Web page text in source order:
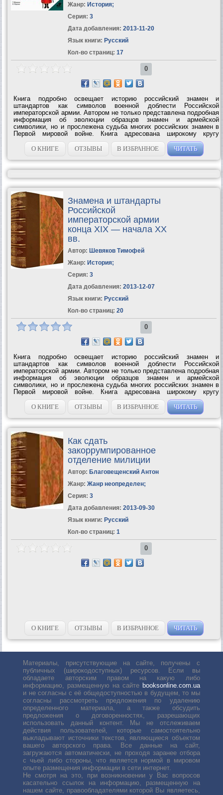
Жанр: История;
Серия: 3
Дата добавления: 2013-11-20
Язык книги: Русский
Кол-во страниц: 17
0
Книга подробно освещает историю российский знамен и
штандартов как символов военной доблести Российской
императорской армии. Автором не только представлена подробная
информация об эволюции образцов знамен и армейской
символики, но и прослежена судьба многих российских знамен в
Первой мировой войне. Книга адресована широкому кругу
читателей, увлекающихся военной...
О КНИГЕ
ОТЗЫВЫ В ИЗБРАННОЕ ЧИТАТЬ
Знамена и штандарты
Российской
императорской армии
конца XIX — начала XX
вв.
Автор: Шевяков Тимофей
Жанр: История;
Серия: 3
Дата добавления: 2013-12-07
Язык книги: Русский
Кол-во страниц: 20
0
Книга подробно освещает историю российский знамен и
штандартов как символов военной доблести Российской
императорской армии. Автором не только представлена подробная
информация об эволюции образцов знамен и армейской
символики, но и прослежена судьба многих российских знамен в
Первой мировой войне. Книга адресована широкому кругу
читателей, увлекающихся военной...
О КНИГЕ
ОТЗЫВЫ В ИЗБРАННОЕ ЧИТАТЬ
Как сдать
закоррумпированное
отделение милиции
Автор: Благовещенский Антон
Жанр: Жанр неопределен;
Серия: 3
Дата добавления: 2013-09-30
Язык книги: Русский
Кол-во страниц: 1
0
О КНИГЕ ОТЗЫВЫ В ИЗБРАННОЕ ЧИТАТЬ
Материалы, присутствующие на сайте, получены с
публичных (широкодоступных) ресурсов. Если вы
обладаете авторским правом на какую либо
информацию, размещенную на сайте booksonline.com.ua
и не согласны с её общедоступностью в будущем, то мы
согласны рассмотреть предложения по удалению
определенного материала, а также обсудить
предложения о договоренностях, разрешающих
использовать данный контент. Мы не отслеживаем
действия пользователей, которые самостоятельно
выкладывают источники текстов, являющиеся объектом
вашего авторского права. Все данные на сайт,
загружаются автоматически, не проходя заранее отбора
с чьей либо стороны, что является нормой в мировом
опыте размещения информации в сети интернет.
Не смотря на это, при возникновении у Вас вопросов
касательно ссылок на информацию, размещенную на
нашем сайте, правообладателями которой Вы являетесь,